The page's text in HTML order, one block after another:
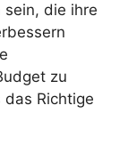
die ihre
zu
Richtige